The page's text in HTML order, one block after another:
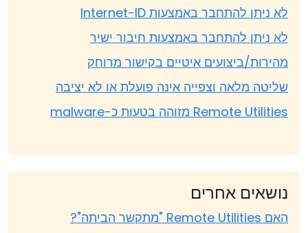
לא ניתן להתחבר באמצעות Internet-ID
לא ניתן להתחבר באמצעות חיבור ישיר
מהירות/ביצועים איטיים בקישור מרוחק
שליטה מלאה וצפייה אינה פועלת או לא יציבה
Remote Utilities מזוהה בטעות כ-malware
נושאים אחרים
האם Remote Utilities "מתקשר הביתה"?